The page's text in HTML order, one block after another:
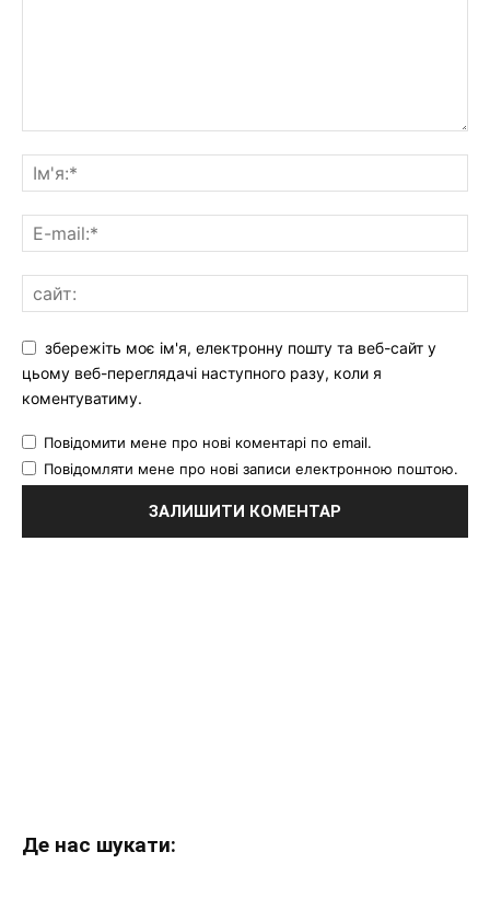
збережіть моє ім'я, електронну пошту та веб-сайт у
цьому веб-переглядачі наступного разу, коли я
коментуватиму.
Повідомити мене про нові коментарі по email.
Повідомляти мене про нові записи електронною поштою.
Де нас шукати: